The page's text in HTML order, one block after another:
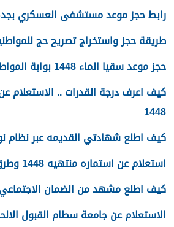
رابط حجز موعد مستشفى العسكري بجدة
طريقة حجز واستخراج تصريح حج للمواطنين
حجز موعد سقيا الماء 1448 بوابة المواطن
كيف اعرف درجة القدرات .. الاستعلام عن
1448
كيف اطلع شهادتي القديمه عبر نظام نور
استعلام عن استماره منتهيه 1448 وطرق تجديدها
كيف اطلع مشهد من الضمان الاجتماعي 1448
الاستعلام عن جامعة سطام القبول